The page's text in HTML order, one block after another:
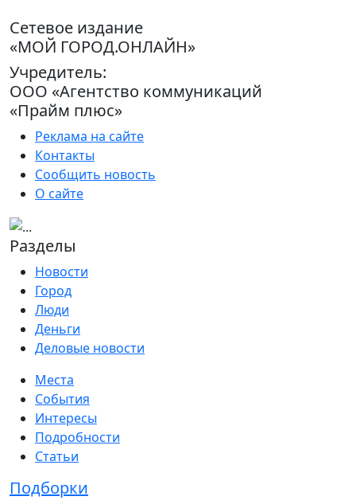
Сетевое издание
«МОЙ ГОРОД.ОНЛАЙН»
Учредитель:
ООО «Агентство коммуникаций
«Прайм плюс»
Реклама на сайте
Контакты
Сообщить новость
О сайте
Разделы
Новости
Город
Люди
Деньги
Деловые новости
Места
События
Интересы
Подробности
Статьи
Подборки